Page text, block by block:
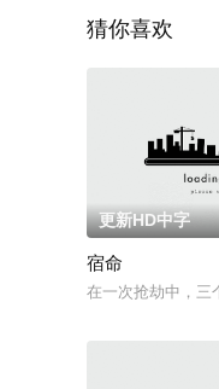
。
猜你喜欢
更新HD中字
宿命
在一次抢劫中，三